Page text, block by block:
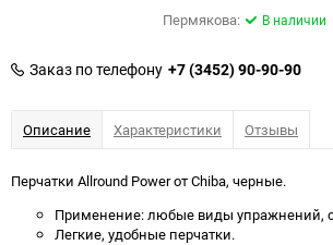
Пермякова: В наличии
Заказ по телефону +7 (3452) 90-90-90
Описание Характеристики Отзывы
Перчатки Allround Power от Chiba, черные.
Применение: любые виды упражнений,
Легкие, удобные перчатки.